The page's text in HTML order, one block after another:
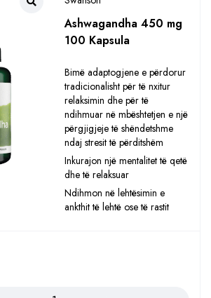
Ashwagandha 450 mg
100 Kapsula
Bimë adaptogjene e përdorur
tradicionalisht për të nxitur
relaksimin dhe për të
ndihmuar në mbështetjen e një
përgjigjeje të shëndetshme
ndaj stresit të përditshëm
Inkurajon një mentalitet të qetë
dhe të relaksuar
Ndihmon në lehtësimin e
ankthit të lehtë ose të rastit